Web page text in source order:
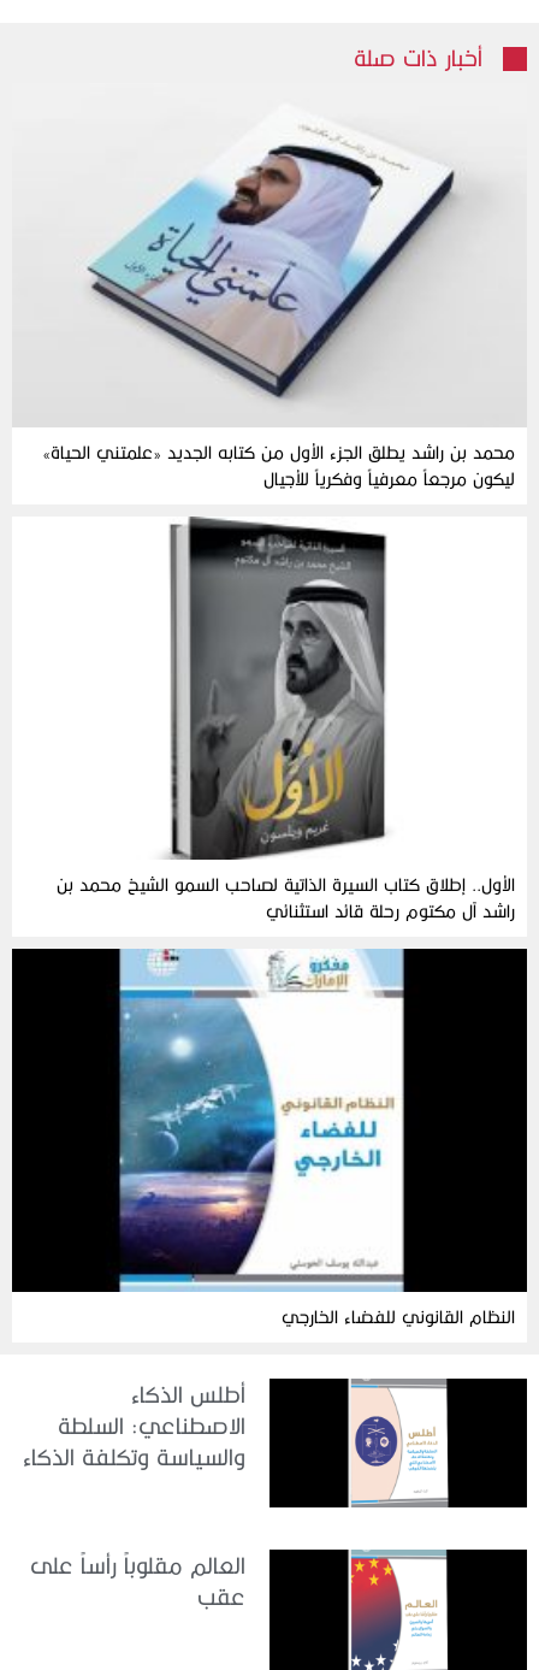
أخبار ذات صلة
محمد بن راشد يطلق الجزء الأول من كتابه الجديد «علمتني الحياة»
ليكون مرجعاً معرفياً وفكرياً للأجيال
الأول.. إطلاق كتاب السيرة الذاتية لصاحب السمو الشيخ محمد بن
راشد آل مكتوم رحلة قائد استثنائي
النظام القانوني للفضاء الخارجي
أطلس الذكاء
الاصطناعي: السلطة
والسياسة وتكلفة الذكاء
العالم مقلوباً رأساً على
عقب